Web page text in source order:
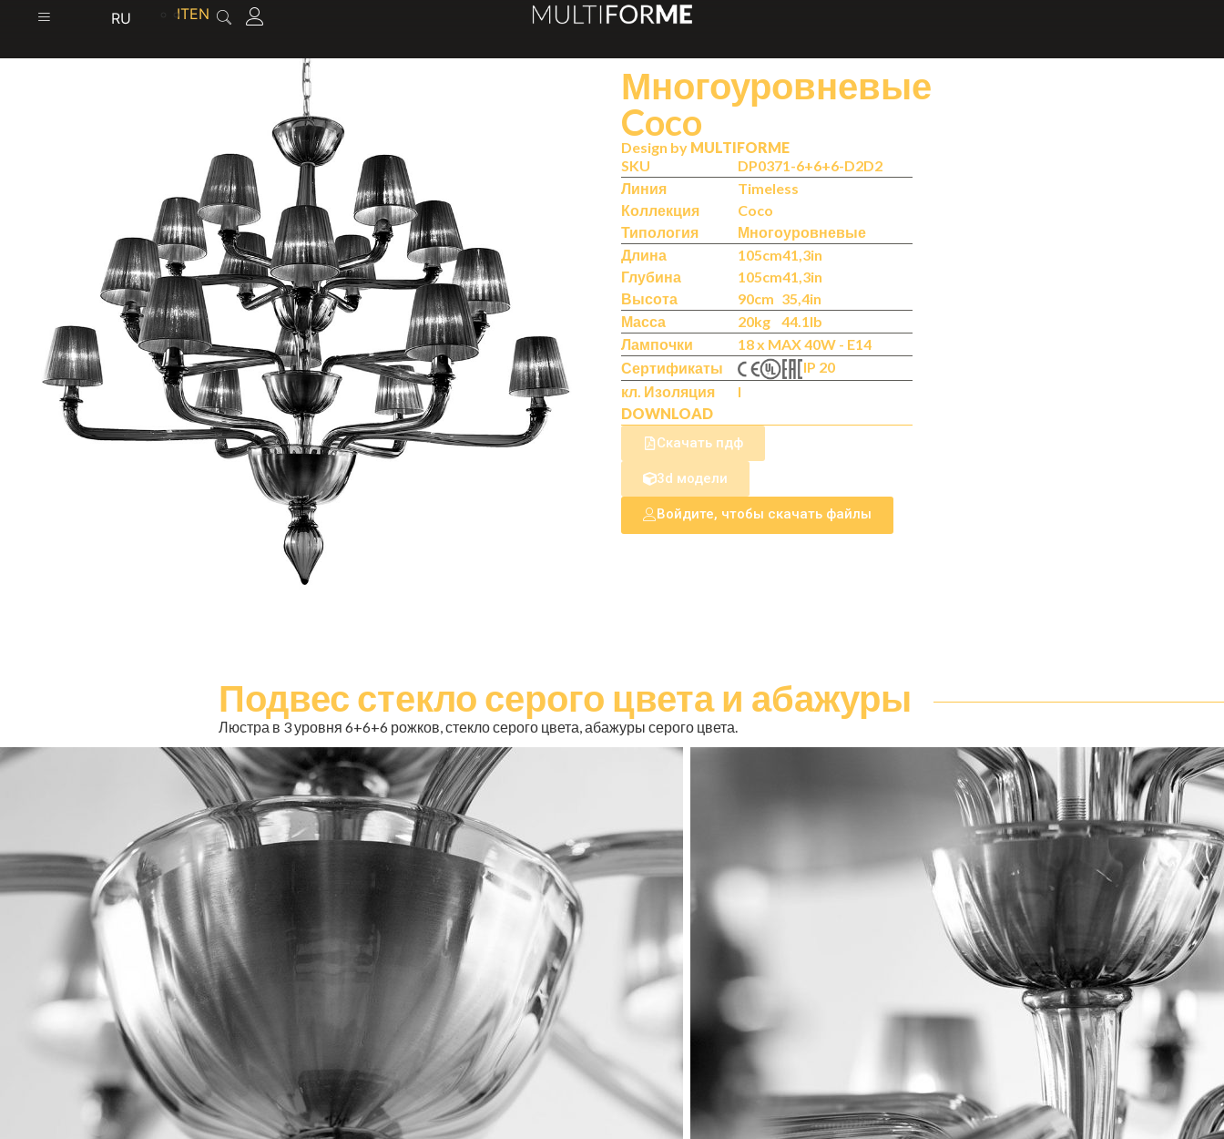
содержимому RU ITEN
Coco
Design by MULTIFORME
Многоуровневые
SKU
DP0371-6+6+6-D2D2
Линия
Timeless
Коллекция
Coco
Типология
Многоуровневые
Длина
105cm41,3in
Глубина
105cm41,3in
Высота
90cm 35,4in
Масса
20kg
44.1lb
Лампочки
18 x MAX 40W - E14
Сертификаты
IP 20
кл. Изоляция
I
DOWNLOAD
Скачать пдф
3d модели
Войдите, чтобы скачать файлы
Подвес стекло серого цвета и абажуры
Люстра в 3 уровня 6+6+6 рожков, стекло серого цвета, абажуры серого цвета.